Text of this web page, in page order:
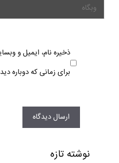
ذخیره نام، ایمیل و
برای زمانی که دوباره
نوشته تازه